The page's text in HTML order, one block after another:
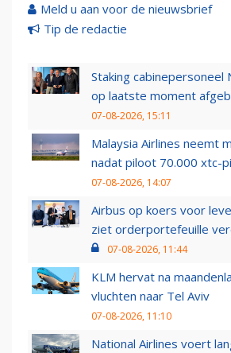
Meld u aan voor de nieuwsbrief
Tip de redactie
Staking cabinepersoneel
op laatste moment
07-08-2026, 15:11
Malaysia Airlines neemt
nadat piloot 70.000 xtc-
07-08-2026, 14:07
Airbus op koers voor
ziet orderportefeuille
07-08-2026, 11:44
KLM hervat na
vluchten naar Tel Aviv
07-08-2026, 11:10
National Airlines voert